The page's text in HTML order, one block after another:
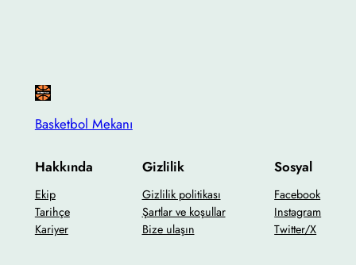
Basketbol Mekanı
Hakkında
Ekip
Tarihçe
Kariyer
Gizlilik
Gizlilik politikası
Şartlar ve koşullar
Bize ulaşın
Sosyal
Facebook
Instagram
Twitter/X